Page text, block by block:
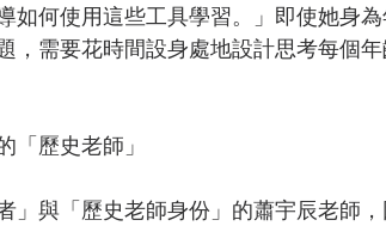
如何使用這些工具學習。」即使她身
，需要花時間設身處地設計思考每個
歷史老師」
」與「歷史老師身份」的蕭宇辰老師